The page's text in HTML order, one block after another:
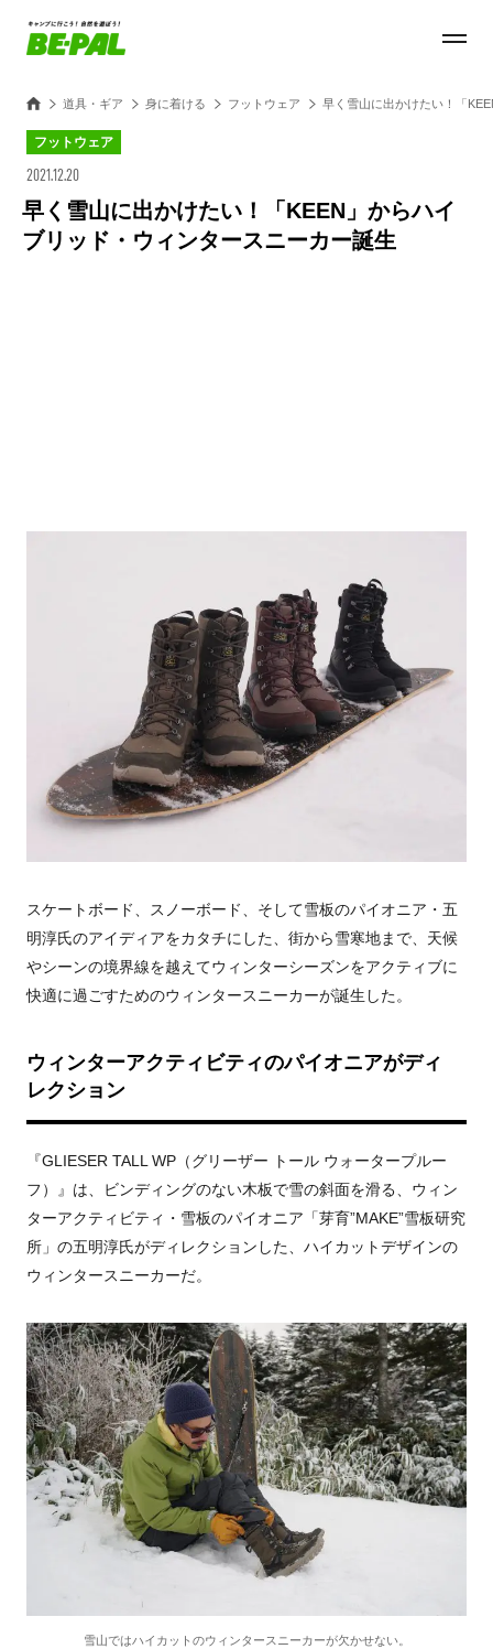
道具・ギア 身に着ける フットウェア 早く雪山に出かけたい！「
フットウェア
2021.12.20
早く雪山に出かけたい！「KEEN」からハイ
ブリッド・ウィンタースニーカー誕生
スケートボード、スノーボード、そして雪板のパイオニア・五
明淳氏のアイディアをカタチにした、街から雪寒地まで、天候
やシーンの境界線を越えてウィンターシーズンをアクティブに
快適に過ごすためのウィンタースニーカーが誕生した。
ウィンターアクティビティのパイオニアがディ
レクション
『GLIESER TALL WP（グリーザー トール ウォータープルー
フ）』は、ビンディングのない木板で雪の斜面を滑る、ウィン
ターアクティビティ・雪板のパイオニア「芽育”MAKE”雪板研究
所」の五明淳氏がディレクションした、ハイカットデザインの
ウィンタースニーカーだ。
雪山ではハイカットのウィンタースニーカーが欠かせない。